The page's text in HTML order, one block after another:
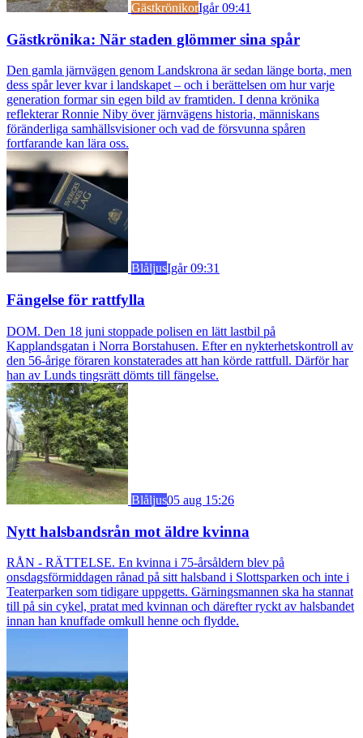
GästkrönikorIgår 09:41
Gästkrönika: När staden glömmer sina spår
Den gamla järnvägen genom Landskrona är sedan länge borta, men
dess spår lever kvar i landskapet – och i berättelsen om hur varje
generation formar sin egen bild av framtiden. I denna krönika
reflekterar Ronnie Niby över järnvägens historia, människans
föränderliga samhällsvisioner och vad de försvunna spåren
fortfarande kan lära oss.
BlåljusIgår 09:31
Fängelse för rattfylla
DOM. Den 18 juni stoppade polisen en lätt lastbil på
Kapplandsgatan i Norra Borstahusen. Efter en nykterhetskontroll av
den 56-årige föraren konstaterades att han körde rattfull. Därför har
han av Lunds tingsrätt dömts till fängelse.
Blåljus05 aug 15:26
Nytt halsbandsrån mot äldre kvinna
RÅN - RÄTTELSE. En kvinna i 75-årsåldern blev på
onsdagsförmiddagen rånad på sitt halsband i Slottsparken och inte i
Teaterparken som tidigare uppgetts. Gärningsmannen ska ha stannat
till på sin cykel, pratat med kvinnan och därefter ryckt av halsbandet
innan han knuffade omkull henne och flydde.